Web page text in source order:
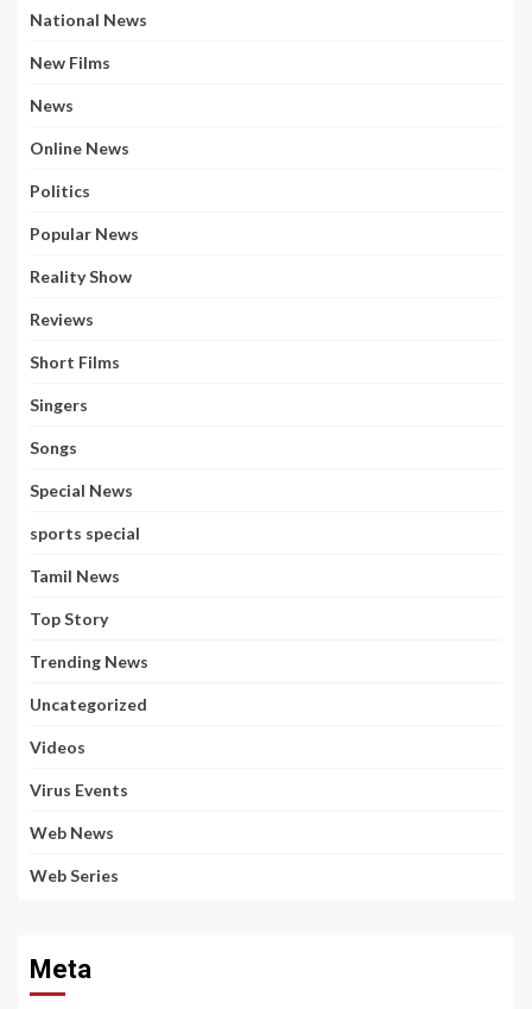
National News
New Films
News
Online News
Politics
Popular News
Reality Show
Reviews
Short Films
Singers
Songs
Special News
sports special
Tamil News
Top Story
Trending News
Uncategorized
Videos
Virus Events
Web News
Web Series
Meta